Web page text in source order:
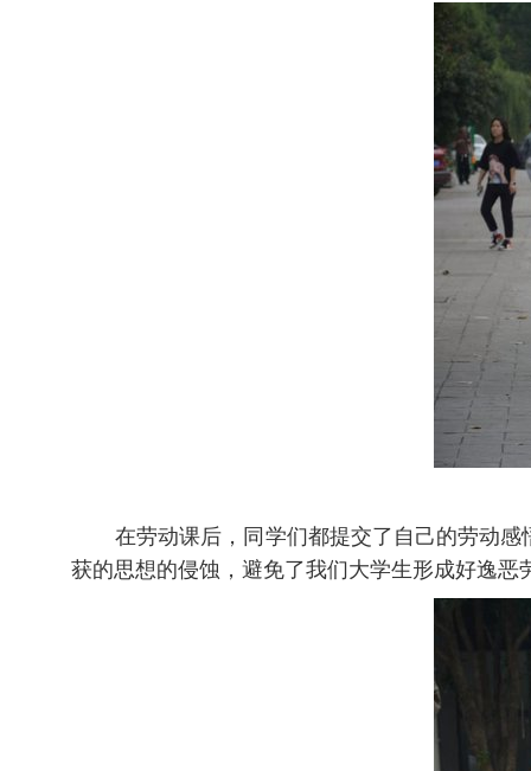
在劳动课后，同学们都提交了自己的劳动感
获的思想的侵蚀，避免了我们大学生形成好逸恶